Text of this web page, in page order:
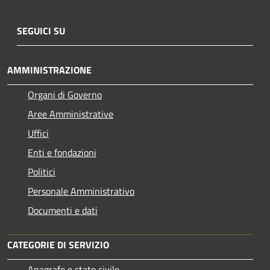
SEGUICI SU
AMMINISTRAZIONE
Organi di Governo
Aree Amministrative
Uffici
Enti e fondazioni
Politici
Personale Amministrativo
Documenti e dati
CATEGORIE DI SERVIZIO